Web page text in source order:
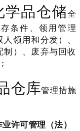
学品仓储全
条件、领用管理
领用和分发）、
）、废弃与回收
仓库管理措施
许可管理（法）